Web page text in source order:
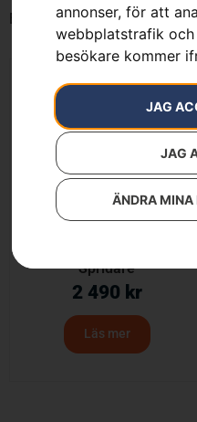
annonser, för att
webbplatstrafik
besökare kommer
JAG
JAG
ÄNDRA MINA
Endast ett sökresultat
Spridare
2 490 kr
Läs mer